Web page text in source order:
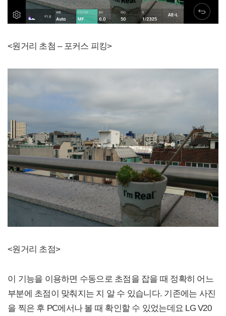
<원거리 초첨 – 포커스 피킹>
<원거리 초점>
이 기능을 이용하면 수동으로 초점을 잡을 때 정확히 어느
부분에 초점이 맞춰지는 지 알 수 있습니다. 기존에는 사진
을 찍은 후 PC에서나 볼 때 확인할 수 있었는데요 LG V20